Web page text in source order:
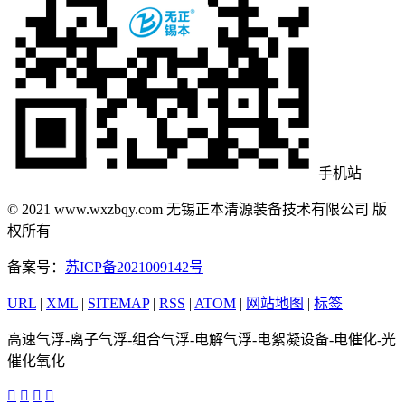
手机站
© 2021 www.wxzbqy.com 无锡正本清源装备技术有限公司 版
权所有
备案号： 苏ICP备2021009142号
URL | XML | SITEMAP | RSS | ATOM | 网站地图 | 标签
高速气浮-离子气浮-组合气浮-电解气浮-电絮凝设备-电催化-光
催化氧化
   